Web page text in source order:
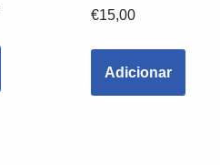
€15,00
Adicionar